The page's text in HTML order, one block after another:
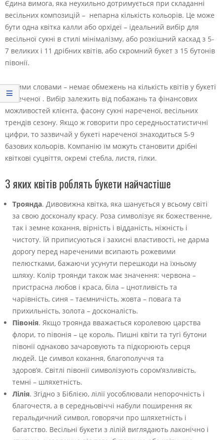
Єдина вимога, яка неухильно дотримується при складанні
весільних композицій – непарна кількість кольорів. Це може
бути одна квітка калли або орхідеї – ідеальний вибір для
весільної сукні в стилі мінімалізму, або розкішний каскад з 5-
7 великих і 11 дрібних квітів, або скромний букет з 15 бутонів
півонії.
Іншими словами – немає обмежень на кількість квітів у букеті
нареченої . Вибір залежить від побажань та фінансових
можливостей клієнта, фасону сукні нареченої, весільних
трендів сезону. Якщо ж говорити про середньостатистичні
цифри, то зазвичай у букеті нареченої знаходиться 5-9
базових кольорів. Компанію їм можуть становити дрібні
квіткові суцвіття, окремі стебла, листя, гілки.
З яких квітів роблять букети найчастіше
Троянда. Дивовижна квітка, яка шанується у всьому світі
за свою досконалу красу. Роза символізує як божественне,
так і земне кохання, вірність і відданість, ніжність і
чистоту. Їй приписуються і захисні властивості, не дарма
дорогу перед нареченими всипають рожевими
пелюстками, бажаючи усунути перешкоди на їхньому
шляху. Колір троянди також має значення: червона –
пристрасна любов і краса, біла – цнотливість та
чарівність, синя – таємничість, жовта – повага та
прихильність, золота – досконалість.
Півонія. Якщо троянда вважається королевою царства
флори, то півонія – це король. Пишні квіти та тугі бутони
півонії однаково зачаровують та підкорюють серця
людей. Це символ кохання, благополуччя та
здоров’я. Світлі півонії символізують сором’язливість,
темні – шляхетність.
Лілія. Згідно з Біблією, лілії уособлювали непорочність і
благочестя, а в середньовіччі набули поширення як
геральдичний символ, говорячи про шляхетність і
багатство. Весільні букети з лілій виглядають лаконічно і